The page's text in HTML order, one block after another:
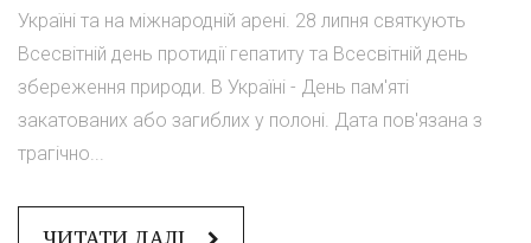
Україні та на міжнародній арені. 28 липня святкують
Всесвітній день протидії гепатиту та Всесвітній день
збереження природи. В Україні - День пам'яті
закатованих або загиблих у полоні. Дата пов'язана з
трагічно...